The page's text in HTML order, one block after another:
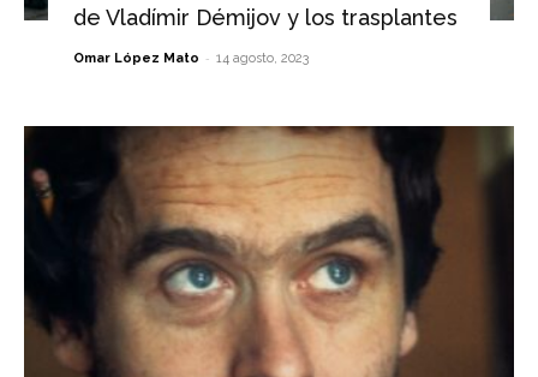
de Vladímir Démijov y los trasplantes
Omar López Mato - 14 agosto, 2023